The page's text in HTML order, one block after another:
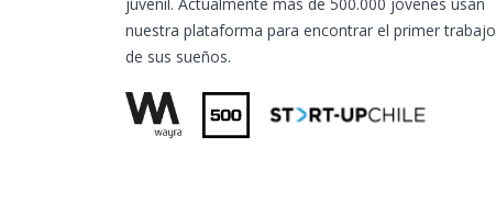
nuestra plataforma para encontrar el primer trabajo
de sus sueños.